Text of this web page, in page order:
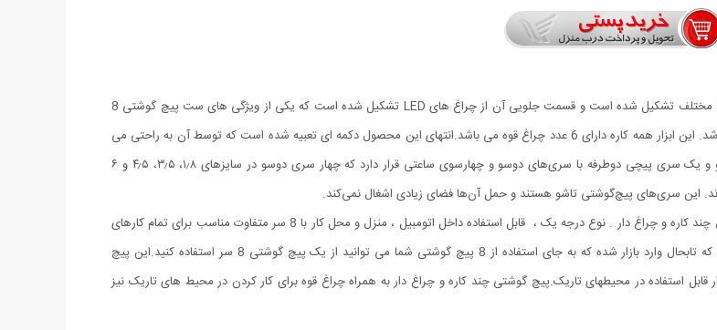
ست پیچ گوشتی 8 تکه مجموعه ای از 8 سری پیچ گوشتی دو سو و چهارسو در ابعاد مختلف تشکیل شده است و قسمت جلویی آن از چراغ های LED تشکیل شده است که یکی از ویژگی های ست پیچ گوشتی 8
تکه همه کاره به حساب می آید و در جاهایی که نیاز به نور دارید گزینه مناسبی می باشد. این ابزار همه کاره دارای 6 عدد چراغ قوه می باشد.انتهای این محصول دکمه ای تعبیه شده است که توسط آن به راحتی می
توانید آن را روشن/خاموش کنید.در این مجموعه سه سری دوسو، سه سری چهارسو و یک سری پیچی دوطرفه با سری‌های دوسو و چهارسوی ساعتی قرار دارد که چهار سری دوسو در سایزهای ۱٫۸، ۳٫۵، ۴٫۵ و ۶
یک پیچ گوشتی به جای 8 پیچ گوشتی ، هشت پیچ گوشتی همه کاره . پیچ گوشتی چند کاره و چراغ دار . نوع درجه یک ، قابل استفاده داخل اتومبیل ، منزل و محل کار با 8 سر متفاوت مناسب برای تمام کارهای
فنی . این پیچ گوشتی چراغ دار از جدید ترین و مناسب ترین پیچ گوشتی ها بوده که تابحال وارد بازار شده که به جای استفاده از 8 پیچ گوشتی شما می توانید از یک پیچ گوشتی 8 سر استفاده کنید.این پیچ
به جعبه می باشد. پیچ گوشتی 8 سر جادویی چراغ دار قابل استفاده در محیطهای تاریک.پیچ گوشتی چند کاره و چراغ دار به همراه چراغ قوه برای کار کردن در محیط های تاریک نیز